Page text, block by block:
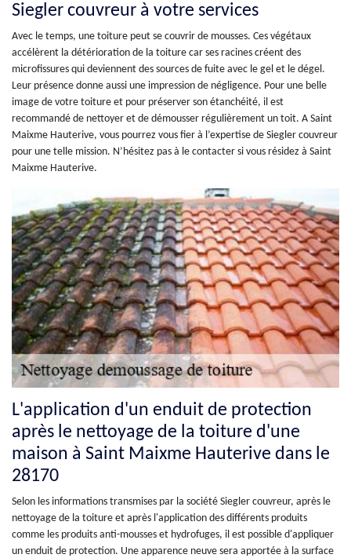
Siegler couvreur à votre services
Avec le temps, une toiture peut se couvrir de mousses. Ces végétaux
accélèrent la détérioration de la toiture car ses racines créent des
microfissures qui deviennent des sources de fuite avec le gel et le dégel.
Leur présence donne aussi une impression de négligence. Pour une belle
image de votre toiture et pour préserver son étanchéité, il est
recommandé de nettoyer et de démousser régulièrement un toit. A Saint
Maixme Hauterive, vous pourrez vous fier à l’expertise de Siegler couvreur
pour une telle mission. N’hésitez pas à le contacter si vous résidez à Saint
Maixme Hauterive.
L'application d'un enduit de protection
après le nettoyage de la toiture d'une
maison à Saint Maixme Hauterive dans le
28170
Selon les informations transmises par la société Siegler couvreur, après le
nettoyage de la toiture et après l'application des différents produits
comme les produits anti-mousses et hydrofuges, il est possible d'appliquer
un enduit de protection. Une apparence neuve sera apportée à la surface